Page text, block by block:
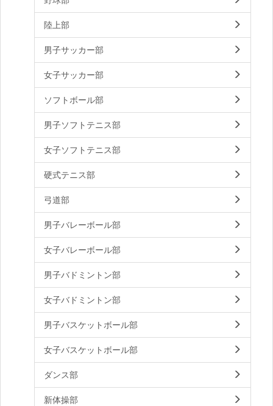
陸上部
男子サッカー部
女子サッカー部
ソフトボール部
男子ソフトテニス部
女子ソフトテニス部
硬式テニス部
弓道部
男子バレーボール部
女子バレーボール部
男子バドミントン部
女子バドミントン部
男子バスケットボール部
女子バスケットボール部
ダンス部
新体操部